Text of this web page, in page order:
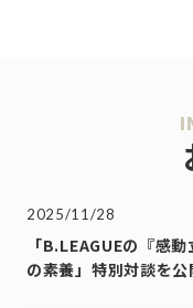
2025/11/28
「B.LEAGUEの『感
の素養」特別対談を公